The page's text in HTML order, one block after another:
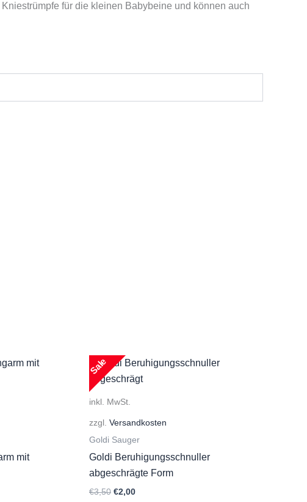
für die kleinen Babybeine und können auch
mit
inkl. MwSt.
zzgl. Versandkosten
Goldi Sauger
Goldi Beruhigungsschnuller
abgeschrägte Form
€3,50 Ursprünglicher
€2,00Aktueller
Sale